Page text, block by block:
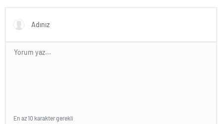
En az 10 karakter gerekli